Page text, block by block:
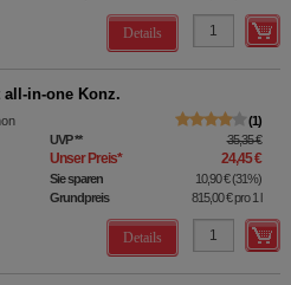
Details
all-in-one Konz.
1
UVP** 35,35 €
Unser Preis* 24,45 €
Sie sparen 10,90 €(31%)
Grundpreis
815,00 €pro 1 l
Details